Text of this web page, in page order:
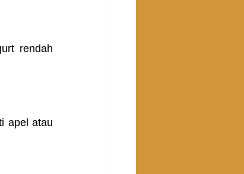
rendah
apel atau